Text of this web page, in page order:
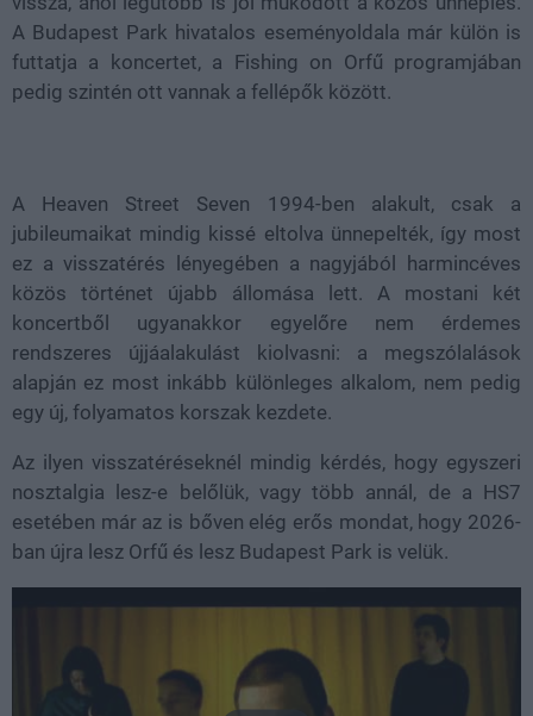
A Budapest Park hivatalos eseményoldala már külön is
futtatja a koncertet, a Fishing on Orfű programjában
pedig szintén ott vannak a fellépők között.
A Heaven Street Seven 1994-ben alakult, csak a
jubileumaikat mindig kissé eltolva ünnepelték, így most
ez a visszatérés lényegében a nagyjából harmincéves
közös történet újabb állomása lett. A mostani két
koncertből ugyanakkor egyelőre nem érdemes
rendszeres újjáalakulást kiolvasni: a megszólalások
alapján ez most inkább különleges alkalom, nem pedig
egy új, folyamatos korszak kezdete.
Az ilyen visszatéréseknél mindig kérdés, hogy egyszeri
nosztalgia lesz-e belőlük, vagy több annál, de a HS7
esetében már az is bőven elég erős mondat, hogy 2026-
ban újra lesz Orfű és lesz Budapest Park is velük.